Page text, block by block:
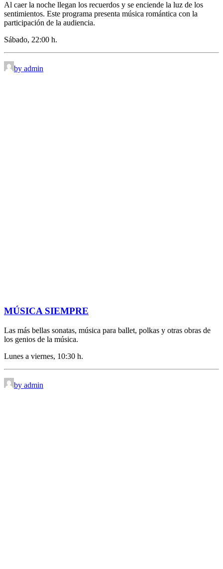
Al caer la noche llegan los recuerdos y se enciende la luz de los
sentimientos. Este programa presenta música romántica con la
participación de la audiencia.
Sábado, 22:00 h.
by admin
MÚSICA SIEMPRE
Las más bellas sonatas, música para ballet, polkas y otras obras de
los genios de la música.
Lunes a viernes, 10:30 h.
by admin